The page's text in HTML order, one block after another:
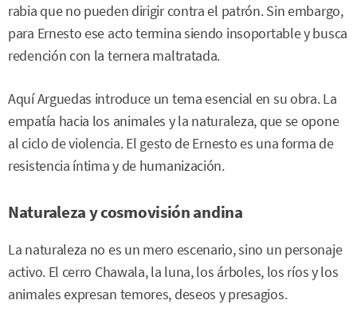
rabia que no pueden dirigir contra el patrón. Sin embargo,
para Ernesto ese acto termina siendo insoportable y busca
redención con la ternera maltratada.
Aquí Arguedas introduce un tema esencial en su obra. La
empatía hacia los animales y la naturaleza, que se opone
al ciclo de violencia. El gesto de Ernesto es una forma de
resistencia íntima y de humanización.
Naturaleza y cosmovisión andina
La naturaleza no es un mero escenario, sino un personaje
activo. El cerro Chawala, la luna, los árboles, los ríos y los
animales expresan temores, deseos y presagios.